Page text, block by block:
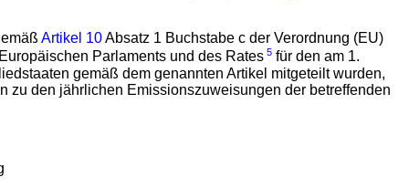
Artikel 10Absatz 1 Buchstabe c der Verordnung (EU)
Parlaments und des Rates 5 für den am 1.
gemäß dem genannten Artikel mitgeteilt wurden,
zu den jährlichen Emissionszuweisungen der betreffenden